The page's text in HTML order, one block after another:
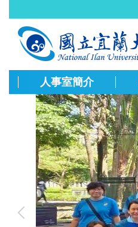
到
容
人事室簡介